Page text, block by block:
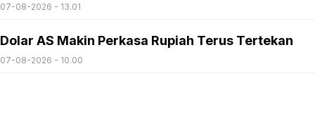
07-08-2026 - 13.01
Dolar AS Makin Perkasa Rupiah Terus Tertekan
07-08-2026 - 10.00